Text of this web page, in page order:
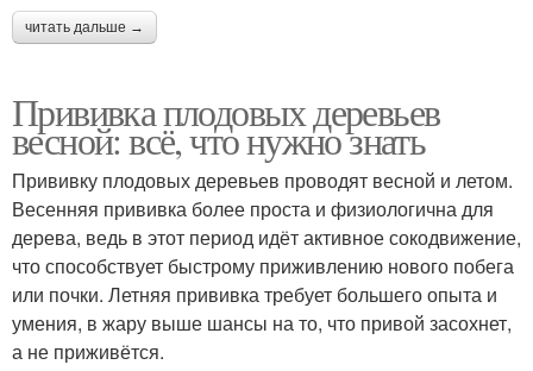
читать дальше →
Прививка плодовых деревьев
весной: всё, что нужно знать
Прививку плодовых деревьев проводят весной и летом.
Весенняя прививка более проста и физиологична для
дерева, ведь в этот период идёт активное сокодвижение,
что способствует быстрому приживлению нового побега
или почки. Летняя прививка требует большего опыта и
умения, в жару выше шансы на то, что привой засохнет,
а не приживётся.